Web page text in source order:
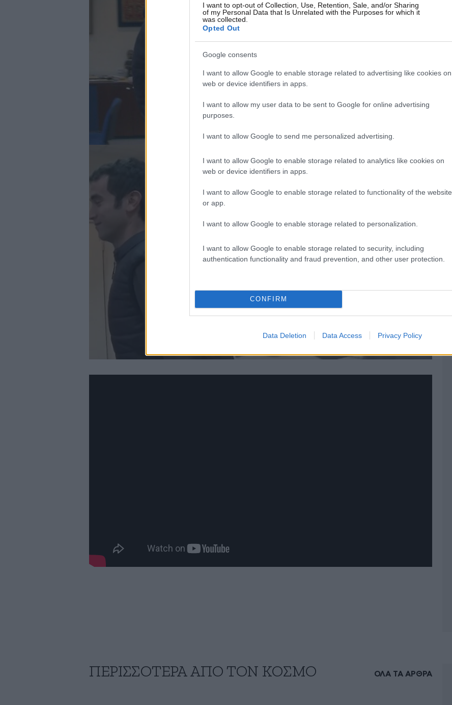
I want to opt-out of Collection, Use, Retention, Sale, and/or Sharing
of my Personal Data that Is Unrelated with the Purposes for which it
was collected.
Opted Out
Google consents
I want to allow Google to enable storage related to advertising like cookies on
web or device identifiers in apps.
I want to allow my user data to be sent to Google for online advertising
purposes.
I want to allow Google to send me personalized advertising.
I want to allow Google to enable storage related to analytics like cookies on
web or device identifiers in apps.
I want to allow Google to enable storage related to functionality of the website
or app.
I want to allow Google to enable storage related to personalization.
I want to allow Google to enable storage related to security, including
authentication functionality and fraud prevention, and other user protection.
CONFIRM
Data Deletion Data Access Privacy Policy
ΠΕΡΙΣΣΟΤΕΡΑ ΑΠΟ ΤΟΝ ΚΟΣΜΟ ΟΛΑ ΤΑ ΑΡΘΡΑ